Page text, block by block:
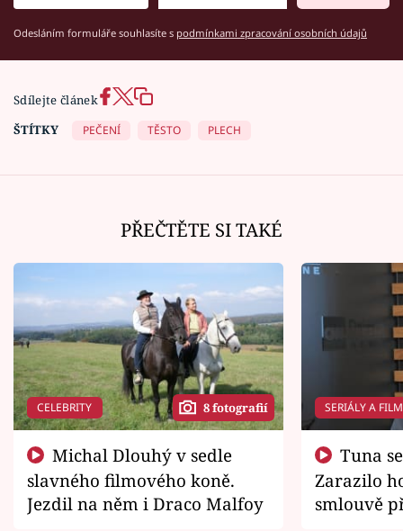
Odesláním formuláře souhlasíte s podmínkami zpracování osobních údajů
Sdílejte článek
ŠTÍTKY
PEČENÍ TĚSTO PLECH
PŘEČTĚTE SI TAKÉ
CELEBRITY 8 fotografií
slavného filmového koně.
Jezdil na něm i Draco Malfoy
SERIÁLY A
Zarazilo
smlouvě